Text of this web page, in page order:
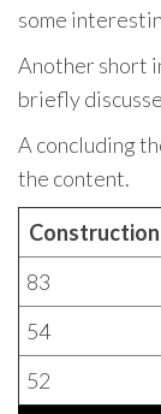
some
Another short
briefly
A concluding
the content.
Construction
83
54
52